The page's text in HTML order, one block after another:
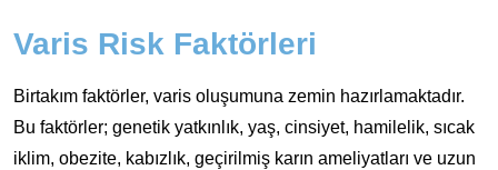
Varis Risk Faktörleri
Birtakım faktörler, varis oluşumuna zemin hazırlamaktadır.
Bu faktörler; genetik yatkınlık, yaş, cinsiyet, hamilelik, sıcak
iklim, obezite, kabızlık, geçirilmiş karın ameliyatları ve uzun